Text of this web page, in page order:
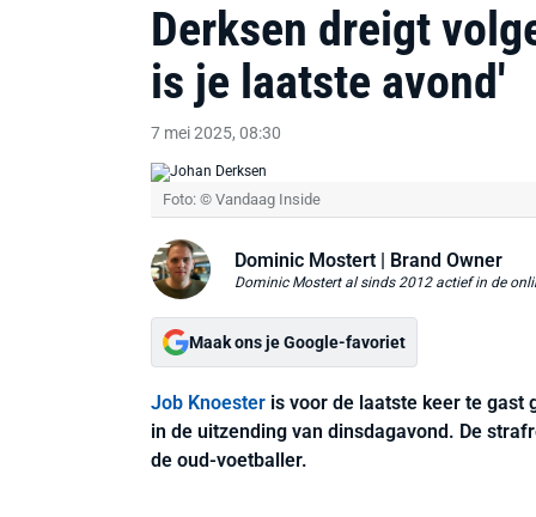
Derksen dreigt
is je laatste avond'
7 mei 2025, 08:30
Foto: © Vandaag Inside
Dominic Mostert | Brand Owner
Dominic Mostert al sinds 2012 actief in de
Maak ons je Google-favoriet
Job Knoester is voor de laatste keer te gast
in de uitzending van dinsdagavond. De
de oud-voetballer.